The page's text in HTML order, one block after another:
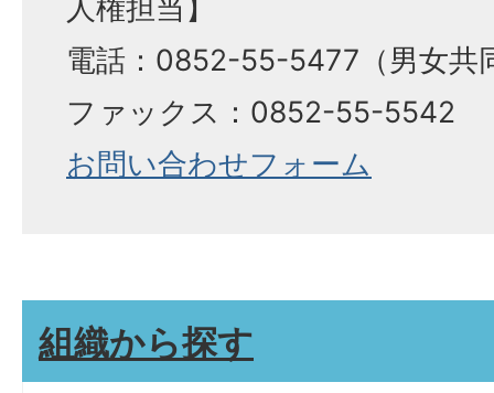
人権担当】
電話：0852-55-5477（男女共
ファックス：0852-55-5542
お問い合わせフォーム
組織から探す